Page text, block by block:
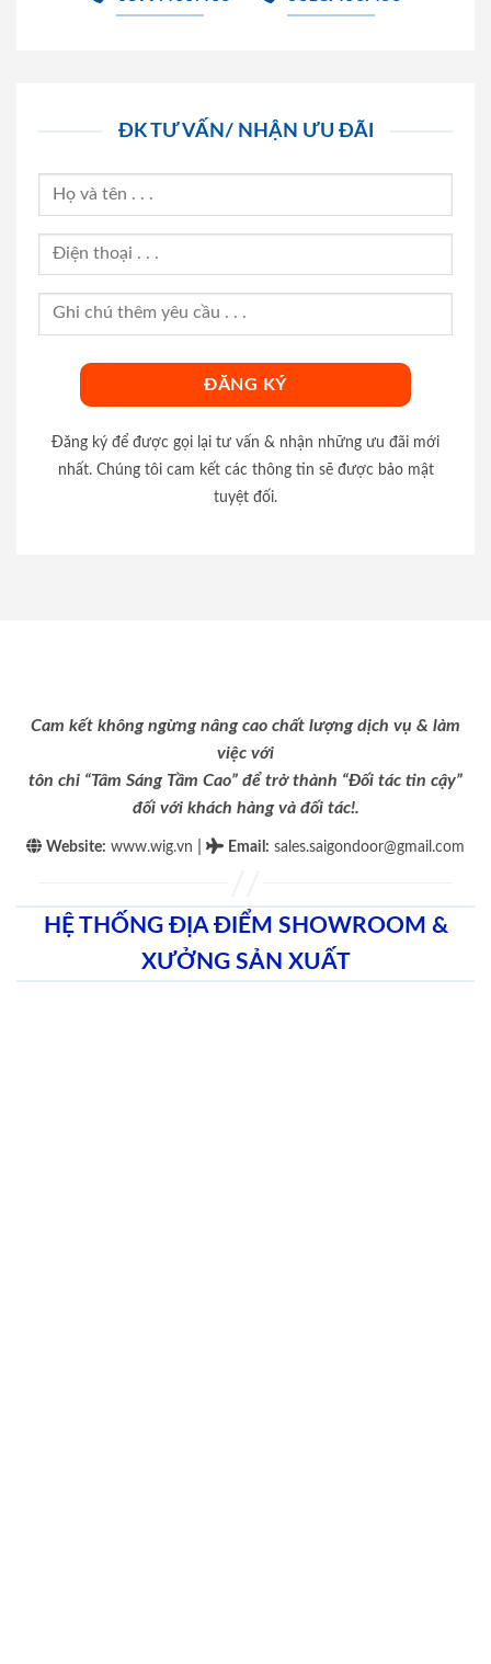
ĐK TƯ VẤN/ NHẬN ƯU ĐÃI
Đăng ký để được gọi lại tư vấn & nhận những ưu đãi mới
nhất. Chúng tôi cam kết các thông tin sẽ được bảo mật
tuyệt đối.
Cam kết không ngừng nâng cao chất lượng dịch vụ & làm
việc với
tôn chỉ “Tâm Sáng Tầm Cao” để trở thành “Đối tác tin cậy”
đối với khách hàng và đối tác!.
Website: www.wig.vn Email : sales.saigondoor@gmail.com
HỆ THỐNG ĐỊA ĐIỂM SHOWROOM &
XƯỞNG SẢN XUẤT